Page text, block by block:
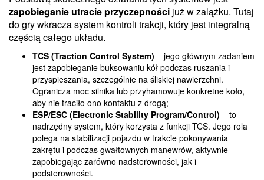
zapobieganie utracie przyczepności już w zalążku. Tutaj
do gry wkracza system kontroli trakcji, który jest integralną
częścią całego układu.
TCS (Traction Control System) – jego głównym zadaniem
jest zapobieganie buksowaniu kół podczas ruszania i
przyspieszania, szczególnie na śliskiej nawierzchni.
Ogranicza moc silnika lub przyhamowuje konkretne koło,
aby nie traciło ono kontaktu z drogą;
ESP/ESC (Electronic Stability Program/Control) – to
nadrzędny system, który korzysta z funkcji TCS. Jego rola
polega na stabilizacji pojazdu w trakcie pokonywania
zakrętu i podczas gwałtownych manewrów, aktywnie
zapobiegając zarówno nadsterowności, jak i
podsterowności.